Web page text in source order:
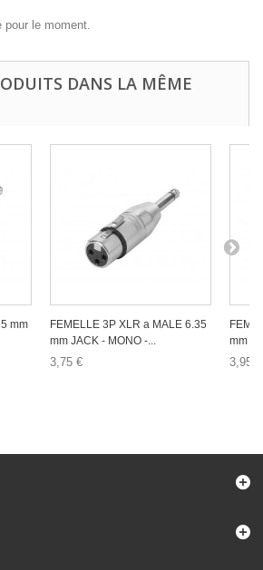
pour le moment.
DANS LA MÊME
mm
FEMELLE 3P XLR a MALE 6.35
mm JACK - MONO -...
3,75 €
mm
3,95 €